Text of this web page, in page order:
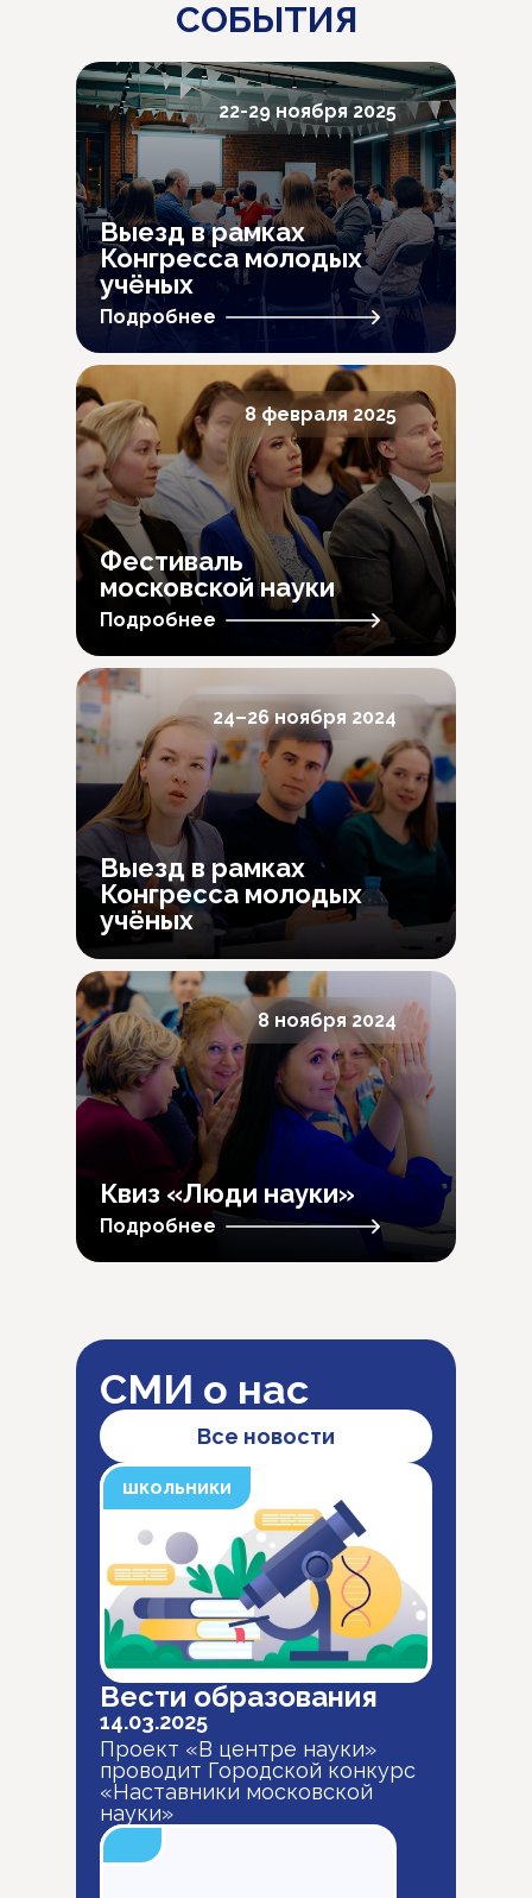
СОБЫТИЯ
8 ноября 2024
Подробнее
Квиз «Люди науки»
24–26 ноября 2024
Выезд в рамках
Конгресса молодых
учёных
8 февраля 2025
Подробнее
Фестиваль
московской науки
22-29 ноября 2025
Подробнее
Выезд в рамках
Конгресса молодых
учёных
СМИ о нас
Все новости
школьники
Вести образования
14.03.2025
Проект «В центре науки»
проводит Городской конкурс
«Наставники московской
науки»